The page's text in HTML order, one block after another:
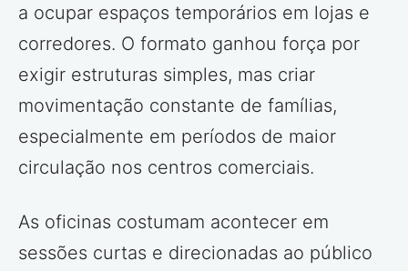
a ocupar espaços temporários em lojas e
corredores. O formato ganhou força por
exigir estruturas simples, mas criar
movimentação constante de famílias,
especialmente em períodos de maior
circulação nos centros comerciais.
As oficinas costumam acontecer em
sessões curtas e direcionadas ao público